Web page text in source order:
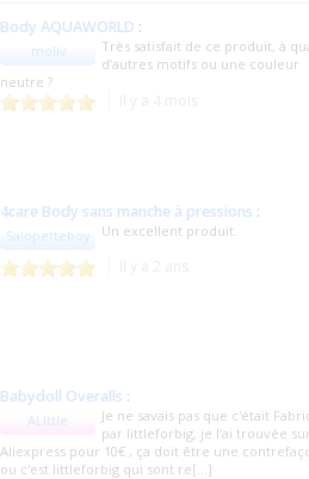
Body AQUAWORLD :
moliv
Très satisfait de ce produit, à
d’autres motifs ou une couleur
neutre ?
4care Body sans manche à pressions :
Salopetteboy Un excellent produit.
Babydoll Overalls :
ALIttle
Je ne savais pas que c'était
par littleforbig, je l'ai trouvée sur
Aliexpress pour 10€ , ça doit être une
ou c'est littleforbig qui sont re[...]